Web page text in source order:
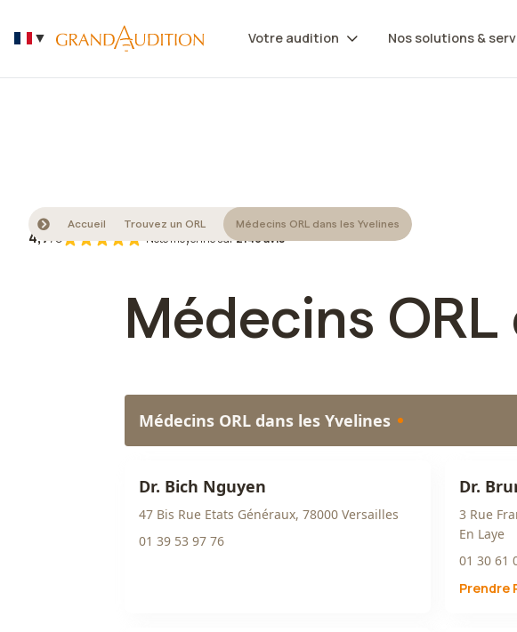
Découvrez nos +130 centres auditifs dans le monde
▼ Votre audition Nos solutions &
Accueil Trouvez un ORL Médecins ORL dans les Yvelines
4,7/5 Note moyenne sur2148 avis
Médecins
Médecins ORL dans les Yvelines
Dr. Bich Nguyen
47 Bis Rue Etats Généraux, 78000 Versailles
01 39 53 97 76
Dr.
3 Rue
En Laye
01 30 61
Prendre